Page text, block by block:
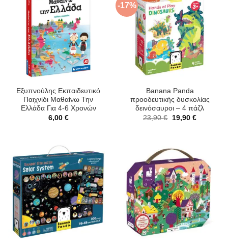
Εξυπνούλης Εκπαιδευτικό
Παιχνίδι Μαθαίνω Την
Ελλάδα Για 4-6 Χρονών
6,00 €
-17%
Banana Panda
προοδευτικής δυσκολίας
δεινόσαυροι – 4 πάζλ
23,90€
Original
price
19,90 €Η